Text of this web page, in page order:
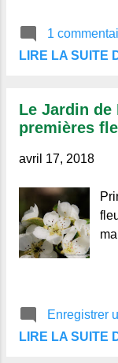
1
LIRE LA SUITE
Le Jardin de
premières
avril 17, 2018
Enregistrer
LIRE LA SUITE